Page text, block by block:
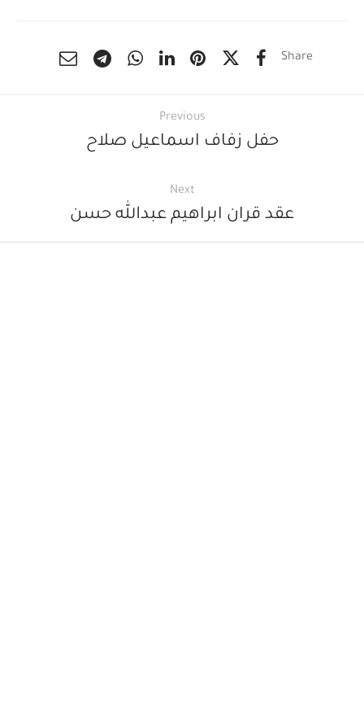
Share
Previous
حفل زفاف اسماعيل صلاح
Next
عقد قران ابراهيم عبدالله حسن